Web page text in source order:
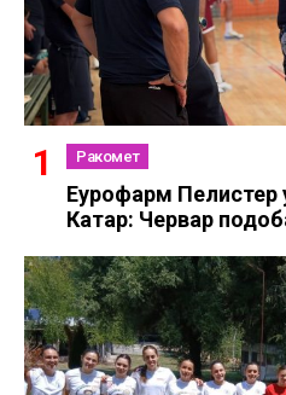
Ракомет
Еурофарм Пелистер
Катар: Червар